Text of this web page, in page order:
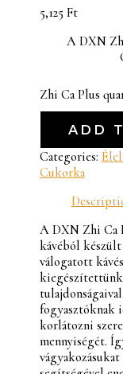
5,125 Ft
A DXN
Zhi Ca Plus
ADD
Categories:
Cukorka
A DXN Zhi Ca
kávéból készült
válogatott
kiegészítettünk
fogyasztóknak
korlátozni
mennyiségét.